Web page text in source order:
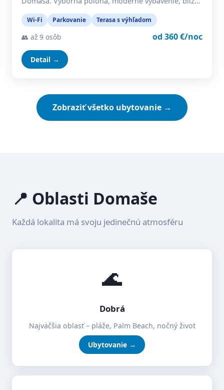
Wi-Fi Parkovanie Terasa s výhľadom
👥 až 9 osôb od 360 €/noc
Detail →
Zobraziť všetko ubytovanie →
📍 Oblasti Domaše
Každá lokalita má svoju jedinečnú atmosféru
🌊
Dobrá
Najväčšia oblasť – pláže, Palm Beach, nočný život
Ubytovanie →